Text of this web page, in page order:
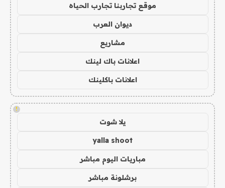
موقع تجاربنا تجارب الحياه
ديوان العرب
مشاريع
اعلانات باك لينك
اعلانات باكلينك
!
يلا شوت
yalla shoot
مباريات اليوم مباشر
برشلونة مباشر